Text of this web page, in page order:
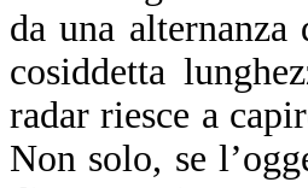
da una
cosiddetta
radar riesce a
Non solo, se